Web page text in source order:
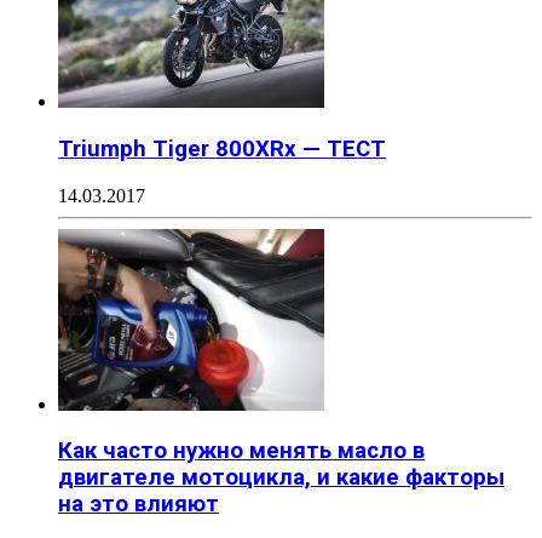
Triumph Tiger 800XRx — ТЕСТ
14.03.2017
Как часто нужно менять масло в
двигателе мотоцикла, и какие факторы
на это влияют